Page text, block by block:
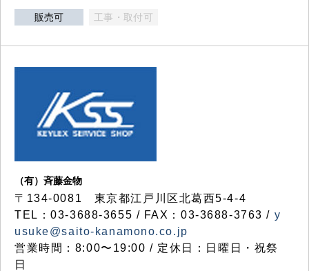
販売可 工事・取付可
（有）斉藤金物
〒134-0081 東京都江戸川区北葛西5-4-4
TEL：03-3688-3655 / FAX：03-3688-3763 / y
usuke@saito-kanamono.co.jp
営業時間：8:00〜19:00 / 定休日：日曜日・祝祭
日